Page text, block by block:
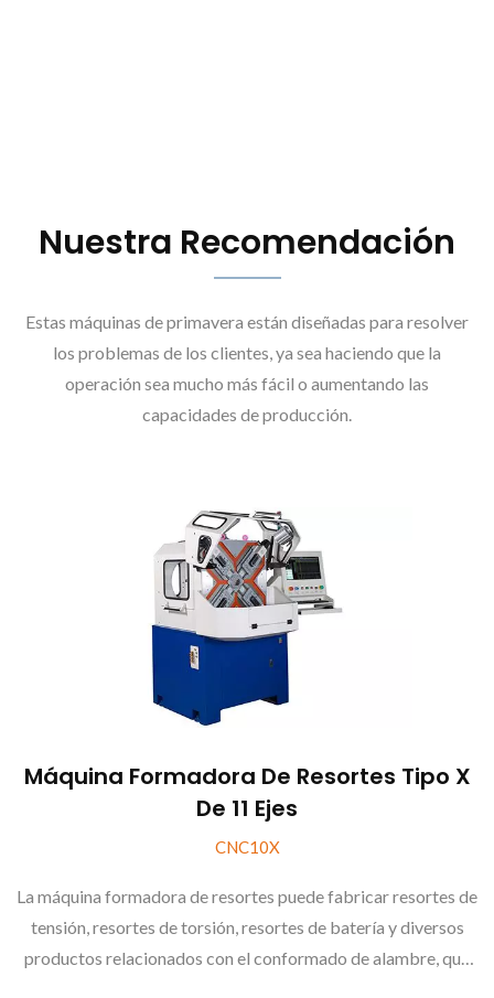
Nuestra Recomendación
Estas máquinas de primavera están diseñadas para resolver
los problemas de los clientes, ya sea haciendo que la
operación sea mucho más fácil o aumentando las
capacidades de producción.
Máquina Formadora De Resortes Tipo X
De 11 Ejes
CNC10X
La máquina formadora de resortes puede fabricar resortes de
tensión, resortes de torsión, resortes de batería y diversos
productos relacionados con el conformado de alambre, que